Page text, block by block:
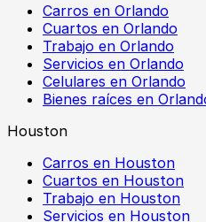
Carros en Orlando
Cuartos en Orlando
Trabajo en Orlando
Servicios en Orlando
Celulares en Orlando
Bienes raíces en
Houston
Carros en Houston
Cuartos en Houston
Trabajo en Houston
Servicios en Houston